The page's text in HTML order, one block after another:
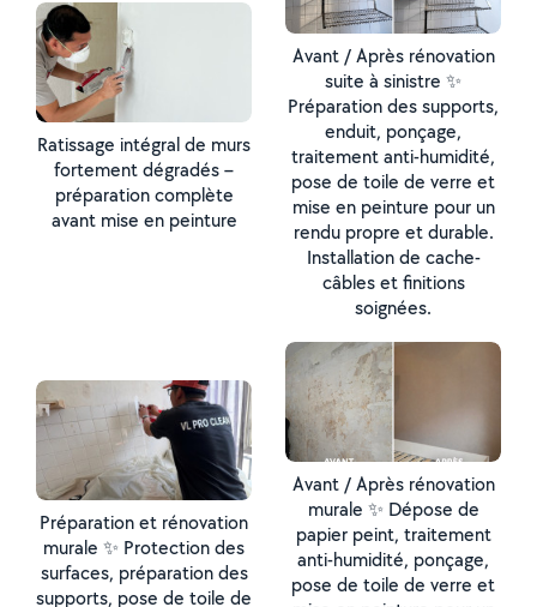
Ratissage intégral de murs
fortement dégradés –
préparation complète
avant mise en peinture
Avant / Après rénovation
suite à sinistre ✨
Préparation des supports,
enduit, ponçage,
traitement anti-humidité,
pose de toile de verre et
mise en peinture pour un
rendu propre et durable.
Installation de cache-
câbles et finitions
soignées.
Préparation et rénovation
murale ✨ Protection des
surfaces, préparation des
supports, pose de toile de
Avant / Après rénovation
murale ✨ Dépose de
papier peint, traitement
anti-humidité, ponçage,
pose de toile de verre et